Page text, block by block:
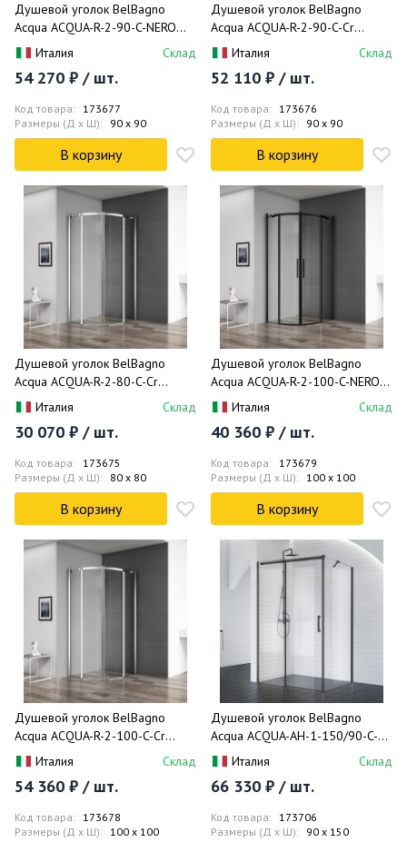
Душевой уголок BelBagno
Acqua ACQUA-R-2-90-C-NERO
90x90Италия Склад
54 270 ₽ / шт.
Код товара: 173677
Размеры (Д x Ш): 90 x 90
В корзину
Душевой уголок BelBagno
Acqua ACQUA-R-2-90-C-Cr
90x90Италия Склад
52 110 ₽ / шт.
Код товара: 173676
Размеры (Д x Ш): 90 x 90
В корзину
Душевой уголок BelBagno
Acqua ACQUA-R-2-80-C-Cr
80x80Италия Склад
30 070 ₽ / шт.
Код товара: 173675
Размеры (Д x Ш): 80 x 80
В корзину
Душевой уголок BelBagno
Acqua ACQUA-R-2-100-C-NERO
100x100
Италия Склад
40 360 ₽ / шт.
Код товара: 173679
Размеры (Д x Ш): 100 x 100
В корзину
Душевой уголок BelBagno
Acqua ACQUA-R-2-100-C-Cr
100x100
Италия Склад
54 360 ₽ / шт.
Код товара: 173678
Размеры (Д x Ш): 100 x 100
Душевой уголок BelBagno
Acqua ACQUA-AH-1-150/90-C-
NERO 150x90
Италия Склад
66 330 ₽ / шт.
Код товара: 173706
Размеры (Д x Ш): 90 x 150